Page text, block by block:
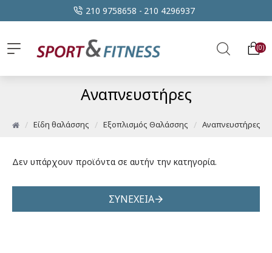
210 9758658 - 210 4296937
0
Είδη θαλάσσης Εξοπλισμός Θαλάσσης Αναπνευστήρες
Αναπνευστήρες
Δεν υπάρχουν προϊόντα σε αυτήν την κατηγορία.
ΣΥΝΈΧΕΙΑ